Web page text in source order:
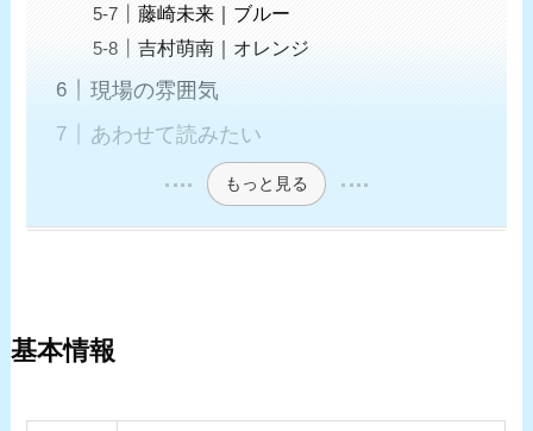
藤崎未来｜ブルー
吉村萌南｜オレンジ
現場の雰囲気
あわせて読みたい
もっと見る
基本情報